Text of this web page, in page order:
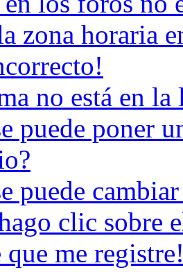
zona horaria
no está en la
puede poner
puede
clic sobre
que me